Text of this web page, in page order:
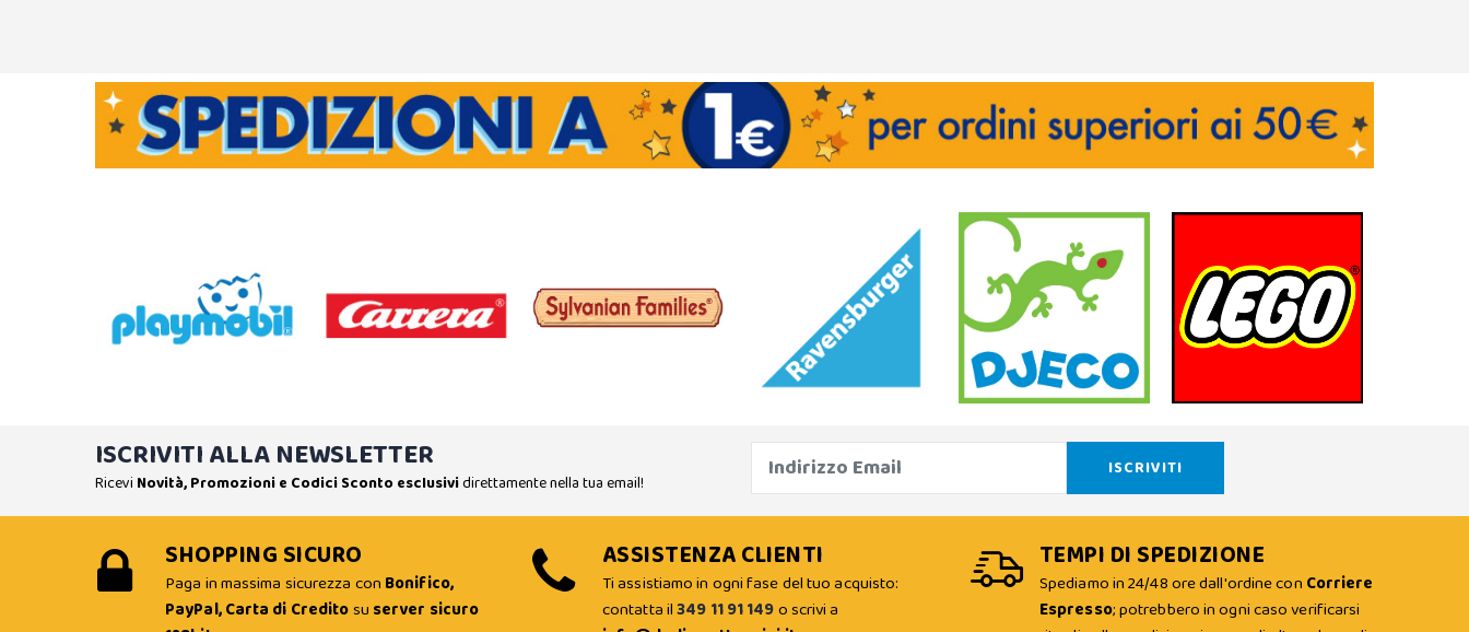
ISCRIVITI ALLA NEWSLETTER
Ricevi Novità, Promozioni e Codici Sconto esclusividirettamente nella tua email!
SHOPPING SICURO
Paga in massima sicurezza con Bonifico,
PayPal, Carta di Creditosu server sicuro
ASSISTENZA CLIENTI
Ti assistiamo in ogni fase del tuo acquisto:
contatta il349 11 91 149o scrivi a
TEMPI DI SPEDIZIONE
Spediamo in 24/48 ore dall'ordine con Corriere
Espresso; potrebbero in ogni caso verificarsi